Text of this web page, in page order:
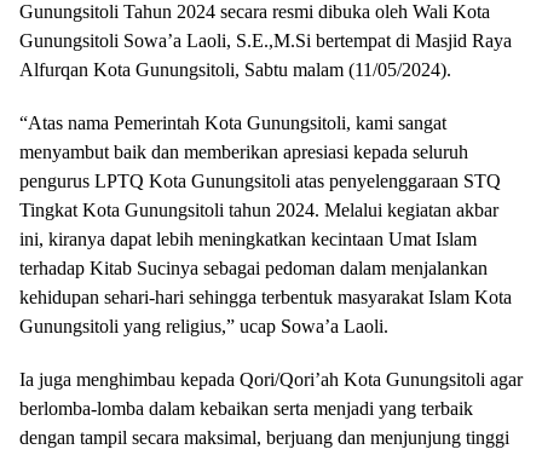
Gunungsitoli Tahun 2024 secara resmi dibuka oleh Wali Kota
Gunungsitoli Sowa’a Laoli, S.E.,M.Si bertempat di Masjid Raya
Alfurqan Kota Gunungsitoli, Sabtu malam (11/05/2024).
“Atas nama Pemerintah Kota Gunungsitoli, kami sangat
menyambut baik dan memberikan apresiasi kepada seluruh
pengurus LPTQ Kota Gunungsitoli atas penyelenggaraan STQ
Tingkat Kota Gunungsitoli tahun 2024. Melalui kegiatan akbar
ini, kiranya dapat lebih meningkatkan kecintaan Umat Islam
terhadap Kitab Sucinya sebagai pedoman dalam menjalankan
kehidupan sehari-hari sehingga terbentuk masyarakat Islam Kota
Gunungsitoli yang religius,” ucap Sowa’a Laoli.
Ia juga menghimbau kepada Qori/Qori’ah Kota Gunungsitoli agar
berlomba-lomba dalam kebaikan serta menjadi yang terbaik
dengan tampil secara maksimal, berjuang dan menjunjung tinggi